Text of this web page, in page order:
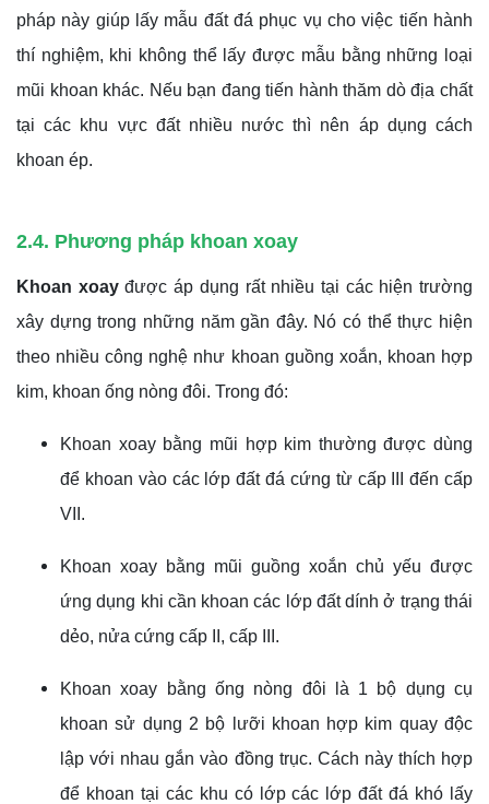
pháp này giúp lấy mẫu đất đá phục vụ cho việc tiến hành
thí nghiệm, khi không thể lấy được mẫu bằng những loại
mũi khoan khác. Nếu bạn đang tiến hành thăm dò địa chất
tại các khu vực đất nhiều nước thì nên áp dụng cách
khoan ép.
2.4. Phương pháp khoan xoay
Khoan xoayđược áp dụng rất nhiều tại các hiện trường
xây dựng trong những năm gần đây. Nó có thể thực hiện
theo nhiều công nghệ như khoan guồng xoắn, khoan hợp
kim, khoan ống nòng đôi. Trong đó:
Khoan xoay bằng mũi hợp kim thường được dùng
để khoan vào các lớp đất đá cứng từ cấp III đến cấp
VII.
Khoan xoay bằng mũi guồng xoắn chủ yếu được
ứng dụng khi cần khoan các lớp đất dính ở trạng thái
dẻo, nửa cứng cấp II, cấp III.
Khoan xoay bằng ống nòng đôi là 1 bộ dụng cụ
khoan sử dụng 2 bộ lưỡi khoan hợp kim quay độc
lập với nhau gắn vào đồng trục. Cách này thích hợp
để khoan tại các khu có lớp các lớp đất đá khó lấy